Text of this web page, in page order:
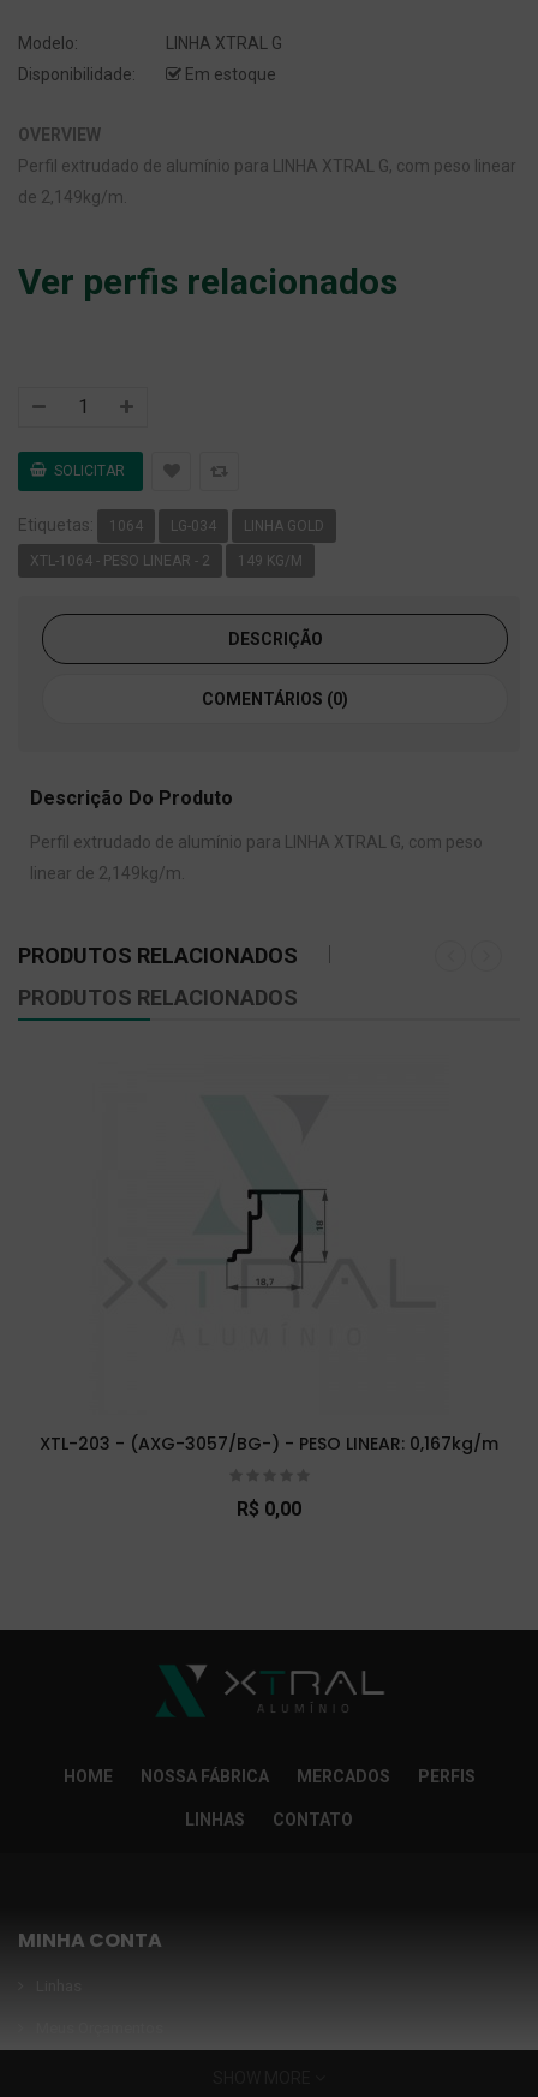
Modelo:
LINHA XTRAL G
Disponibilidade:
Em estoque
OVERVIEW
Perfil extrudado de alumínio para LINHA XTRAL G, com peso linear
de 2,149kg/m.
Ver perfis relacionados
Etiquetas: 1064 LG-034 LINHA GOLD
XTL-1064 - PESO LINEAR - 2 149 KG/M
DESCRIÇÃO
COMENTÁRIOS (0)
Descrição Do Produto
Perfil extrudado de alumínio para LINHA XTRAL G, com peso
linear de 2,149kg/m.
PRODUTOS RELACIONADOS
PRODUTOS RELACIONADOS
XTL-203 - (AXG-3057/BG-) - PESO LINEAR: 0,167kg/m
R$ 0,00
HOME NOSSA FÁBRICA MERCADOS PERFIS
LINHAS CONTATO
MINHA CONTA